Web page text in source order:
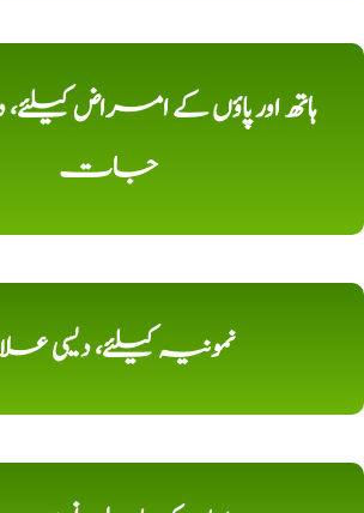
ہاتھ اور پاؤں کے امراض
جات
نمونیہ کیلئے، دیسی